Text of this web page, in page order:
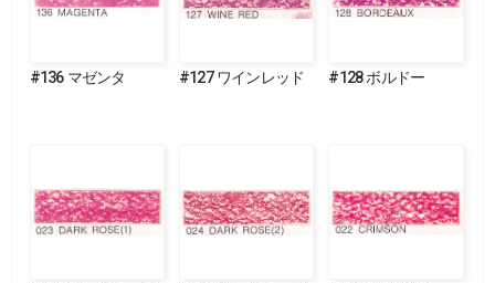
#136 マゼンタ #127 ワインレッド #128 ボルドー